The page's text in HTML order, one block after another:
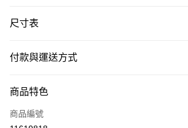
尺寸表
付款與運送方式
信用卡一次付款
商品特色
商品編號